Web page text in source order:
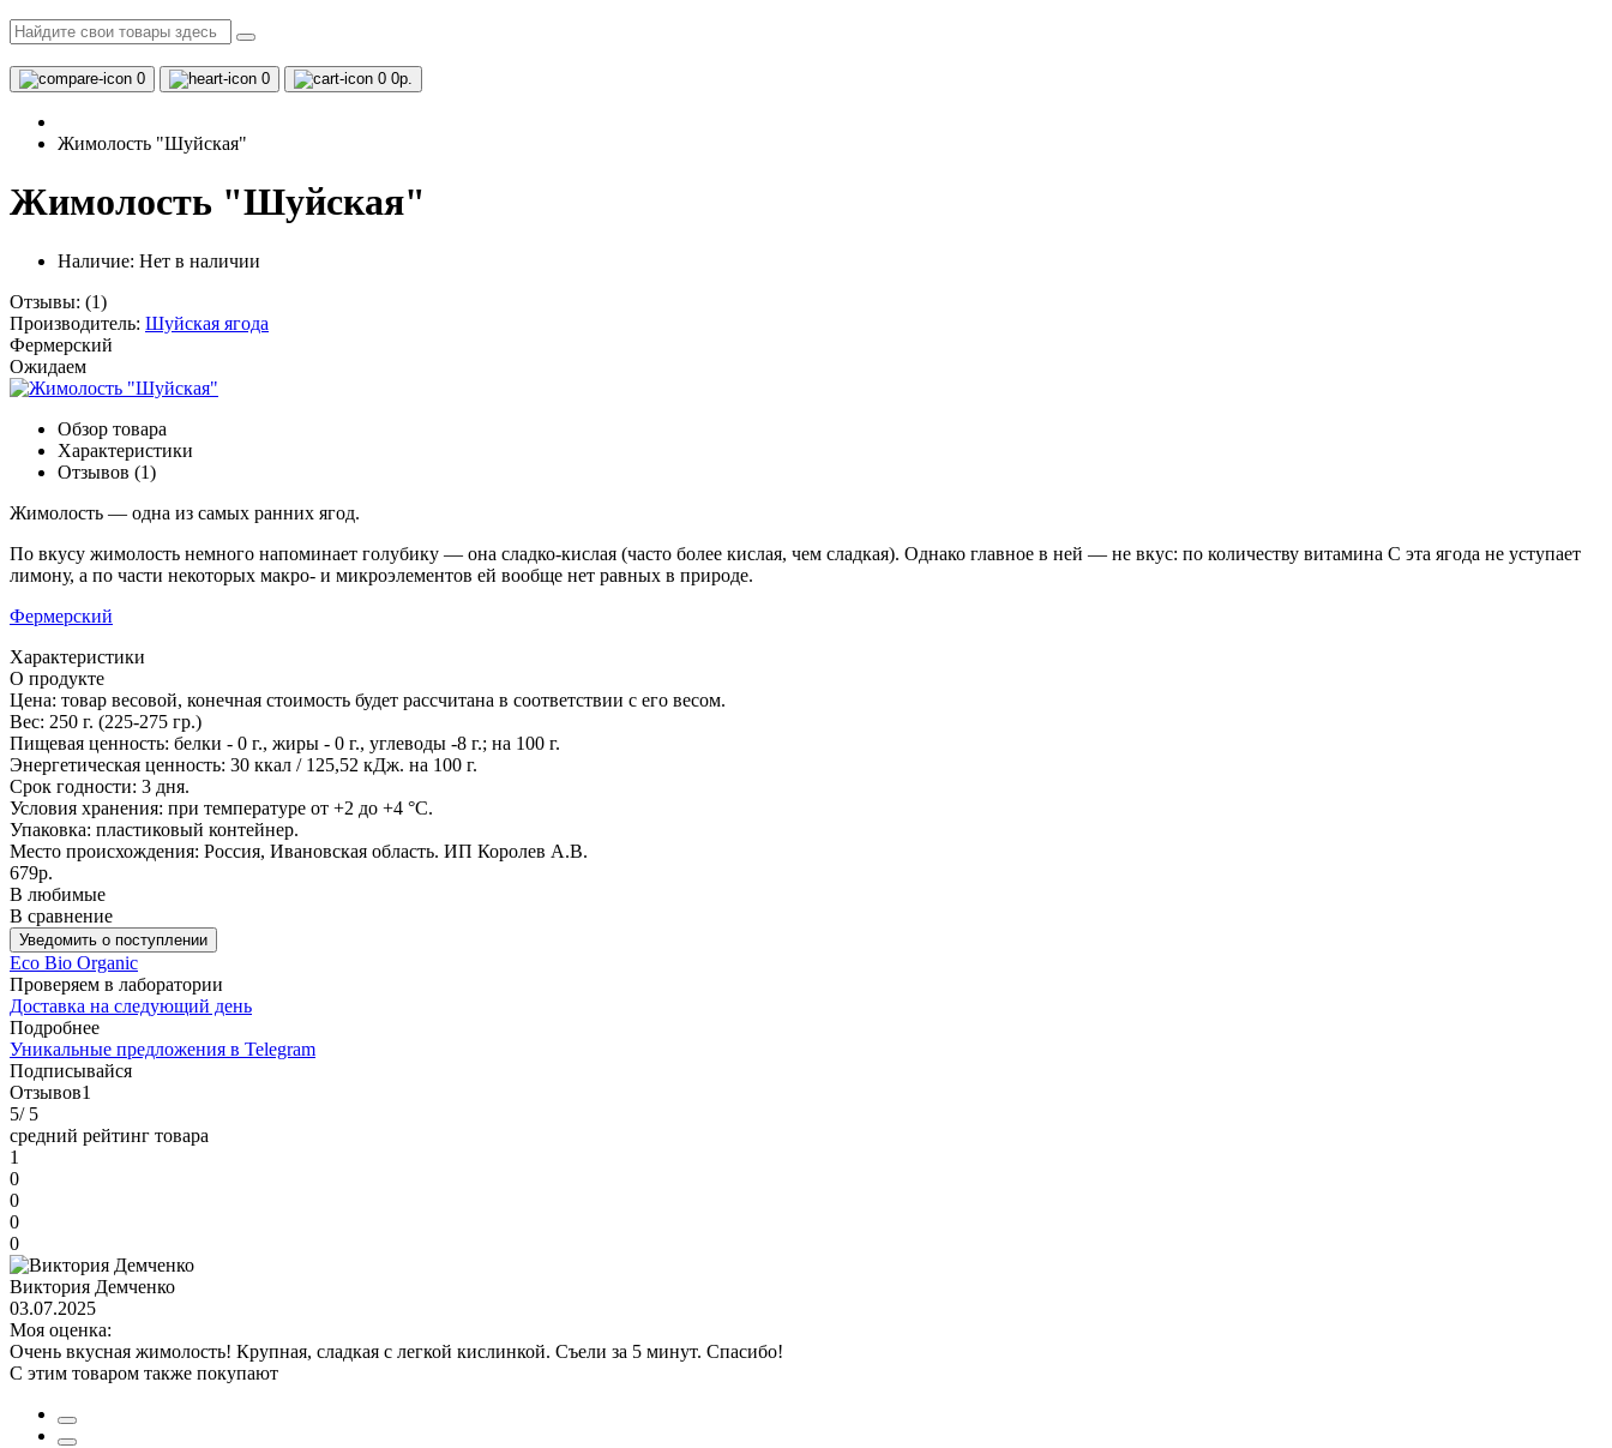
0 0 0 0р.
Жимолость "Шуйская"
Жимолость "Шуйская"
Наличие: Нет в наличии
Отзывы: (1)
Производитель: Шуйская ягода
Фермерский
Ожидаем
Обзор товара
Характеристики
Отзывов (1)
Жимолость — одна из самых ранних ягод.
По вкусу жимолость немного напоминает голубику — она сладко-кислая (часто более кислая, чем сладкая). Однако главное в ней — не вкус: по количеству витамина С эта ягода не уступает
лимону, а по части некоторых макро- и микроэлементов ей вообще нет равных в природе.
Фермерский
Характеристики
О продукте
Цена: товар весовой, конечная стоимость будет рассчитана в соответствии с его весом.
Вес: 250 г. (225-275 гр.)
Пищевая ценность: белки - 0 г., жиры - 0 г., углеводы -8 г.; на 100 г.
Энергетическая ценность: 30 ккал / 125,52 кДж. на 100 г.
Срок годности: 3 дня.
Условия хранения: при температуре от +2 до +4 °С.
Упаковка: пластиковый контейнер.
Место происхождения: Россия, Ивановская область. ИП Королев А.В.
679р.
В любимые
В сравнение
Уведомить о поступлении
Eco Bio Organic
Проверяем в лаборатории
Доставка на следующий день
Подробнее
Уникальные предложения в Telegram
Подписывайся
Отзывов1
5/ 5
средний рейтинг товара
1
0
0
0
0
Виктория Демченко
03.07.2025
Моя оценка:
Очень вкусная жимолость! Крупная, сладкая с легкой кислинкой. Съели за 5 минут. Спасибо!
С этим товаром также покупают